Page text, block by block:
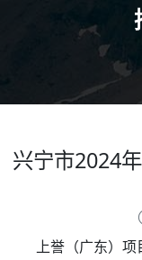
兴宁市2024
上誉（广东）